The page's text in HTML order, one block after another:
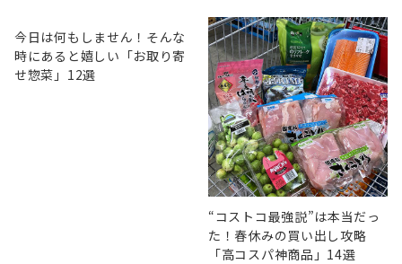
今日は何もしません！そんな
時にあると嬉しい「お取り寄
せ惣菜」12選
“コストコ最強説”は本当だっ
た！春休みの買い出し攻略
「高コスパ神商品」14選